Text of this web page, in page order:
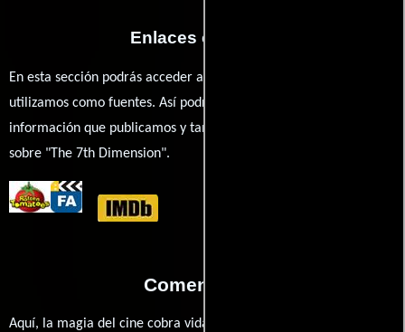
Enlaces externos
En esta sección podrás acceder a los recursos externos que
utilizamos como fuentes. Así podrás chequear toda la
información que publicamos y también ampliar tu conocimiento
sobre "The 7th Dimension".
Comentarios
Aquí, la magia del cine cobra vida a través de tus opiniones. ¿Qué